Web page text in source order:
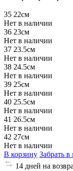
35 22см
Нет в наличии
36 23см
Нет в наличии
37 23.5см
Нет в наличии
38 24.5см
Нет в наличии
39 25см
Нет в наличии
40 25.5см
Нет в наличии
41 26.5см
Нет в наличии
42 27см
Нет в наличии
В корзину Забрать в
14 дней на